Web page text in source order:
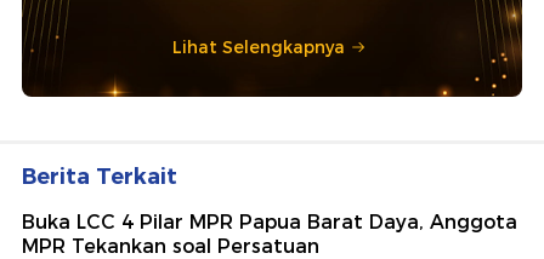
Lihat Selengkapnya
Berita Terkait
Buka LCC 4 Pilar MPR Papua Barat Daya, Anggota
MPR Tekankan soal Persatuan